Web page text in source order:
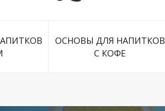
ОСНОВЫ ДЛЯ НАПИТКОВ
С КОФЕ